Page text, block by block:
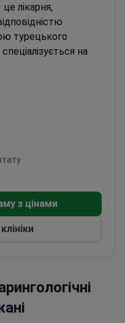
лікарня,
турецького
на
чекапах.
досвіду в
передового
Bookimed за
чекапів,
підтримку з
проживанням.
з цінами